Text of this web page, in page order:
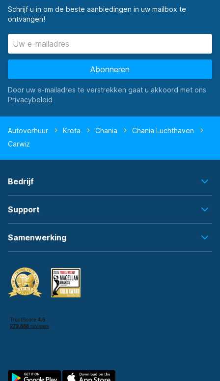
Schrijf u in om de beste aanbiedingen in uw mailbox te
ontvangen!
Abonneren
Door uw e-mailadres te verstrekken gaat u akkoord met ons
Autoverhuur Kreta Chania
Chania Luchthaven
Carwiz
Bedrijf
Support
Samenwerking